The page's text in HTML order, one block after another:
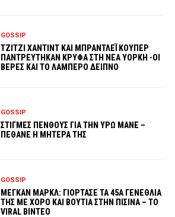
GOSSIP
ΤΖΙΤΖΙ ΧΑΝΤΙΝΤ ΚΑΙ ΜΠΡΑΝΤΛΕΪ ΚΟΥΠΕΡ
ΠΑΝΤΡΕΥΤΗΚΑΝ ΚΡΥΦΑ ΣΤΗ ΝΕΑ ΥΟΡΚΗ -ΟΙ
ΒΕΡΕΣ ΚΑΙ ΤΟ ΛΑΜΠΕΡΟ ΔΕΙΠΝΟ
GOSSIP
ΣΤΙΓΜΕΣ ΠΕΝΘΟΥΣ ΓΙΑ ΤΗΝ ΥΡΩ ΜΑΝΕ –
ΠΕΘΑΝΕ Η ΜΗΤΕΡΑ ΤΗΣ
GOSSIP
ΜΕΓΚΑΝ ΜΑΡΚΛ: ΓΙΟΡΤΑΣΕ ΤΑ 45Α ΓΕΝΕΘΛΙΑ
ΤΗΣ ΜΕ ΧΟΡΟ ΚΑΙ ΒΟΥΤΙΑ ΣΤΗΝ ΠΙΣΙΝΑ – ΤΟ
VIRAL ΒΙΝΤΕΟ